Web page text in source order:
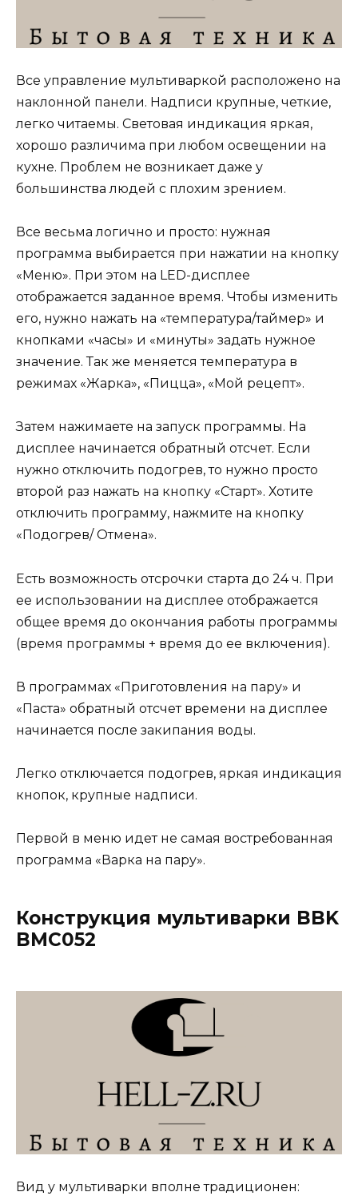
Все управление мультиваркой расположено на
наклонной панели. Надписи крупные, четкие,
легко читаемы. Световая индикация яркая,
хорошо различима при любом освещении на
кухне. Проблем не возникает даже у
большинства людей с плохим зрением.
Все весьма логично и просто: нужная
программа выбирается при нажатии на кнопку
«Меню». При этом на LED-дисплее
отображается заданное время. Чтобы изменить
его, нужно нажать на «температура/таймер» и
кнопками «часы» и «минуты» задать нужное
значение. Так же меняется температура в
режимах «Жарка», «Пицца», «Мой рецепт».
Затем нажимаете на запуск программы. На
дисплее начинается обратный отсчет. Если
нужно отключить подогрев, то нужно просто
второй раз нажать на кнопку «Старт». Хотите
отключить программу, нажмите на кнопку
«Подогрев/ Отмена».
Есть возможность отсрочки старта до 24 ч. При
ее использовании на дисплее отображается
общее время до окончания работы программы
(время программы + время до ее включения).
В программах «Приготовления на пару» и
«Паста» обратный отсчет времени на дисплее
начинается после закипания воды.
Легко отключается подогрев, яркая индикация
кнопок, крупные надписи.
Первой в меню идет не самая востребованная
программа «Варка на пару».
Конструкция мультиварки BBK
BMC052
Вид у мультиварки вполне традиционен: